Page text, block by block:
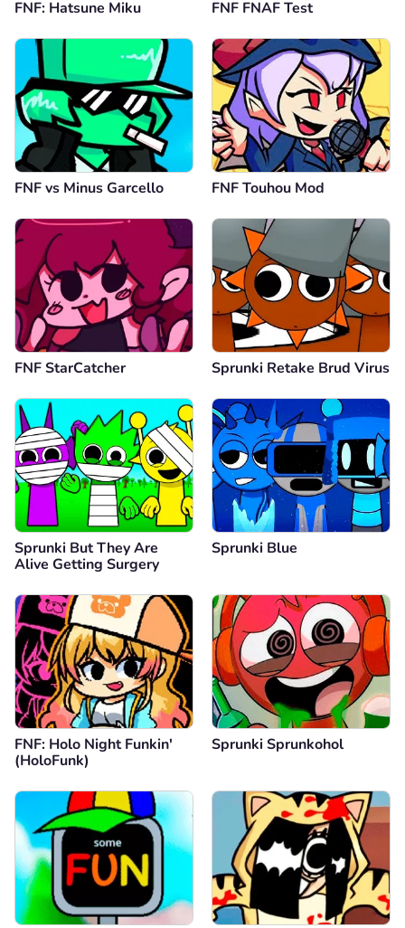
FNF: Hatsune Miku FNF FNAF Test
FNF vs Minus Garcello FNF Touhou Mod
FNF StarCatcher Sprunki Retake Brud Virus
Sprunki But They Are
Alive Getting Surgery
Sprunki Blue
FNF: Holo Night Funkin'
(HoloFunk)
Sprunki Sprunkohol